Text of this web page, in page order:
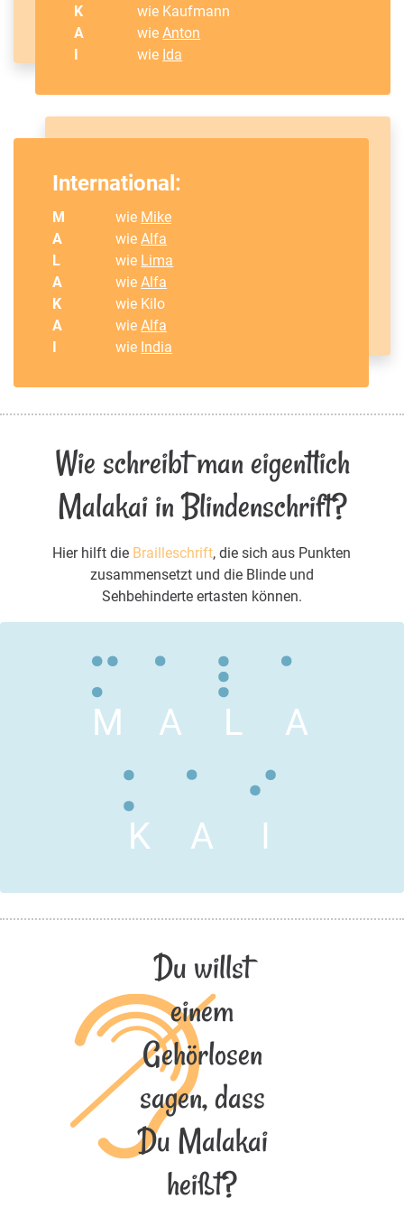
K
wie Kaufmann
A
wieAnton
I
wie Ida
International:
M wie Mike
A
wieAlfa
L
wie Lima
A
wieAlfa
K
wie Kilo
A
wieAlfa
I
wie India
Wie schreibt man eigentlich
Malakai in Blindenschrift?
Hier hilft die Brailleschrift, die sich aus Punkten
zusammensetzt und die Blinde und
Sehbehinderte ertasten können.
M A L A
K A I
Du willst
einem
Gehörlosen
sagen, dass
Du Malakai
heißt?